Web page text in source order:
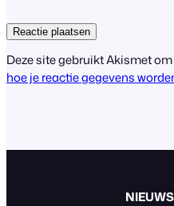
Deze site gebruikt Akismet
hoe je reactie gegevens